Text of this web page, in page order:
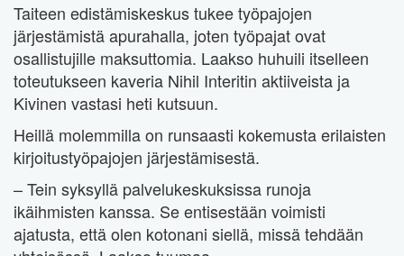
Taiteen edistämiskeskus tukee työpajojen
järjestämistä apurahalla, joten työpajat ovat
osallistujille maksuttomia. Laakso huhuili itselleen
toteutukseen kaveria Nihil Interitin aktiiveista ja
Kivinen vastasi heti kutsuun.
Heillä molemmilla on runsaasti kokemusta erilaisten
kirjoitustyöpajojen järjestämisestä.
– Tein syksyllä palvelukeskuksissa runoja
ikäihmisten kanssa. Se entisestään voimisti
ajatusta, että olen kotonani siellä, missä tehdään